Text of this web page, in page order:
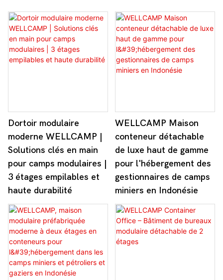
Dortoir modulaire
moderne WELLCAMP |
Solutions clés en main
pour camps modulaires |
3 étages empilables et
haute durabilité
WELLCAMP Maison
conteneur détachable
de luxe haut de gamme
pour l'hébergement des
gestionnaires de camps
miniers en Indonésie